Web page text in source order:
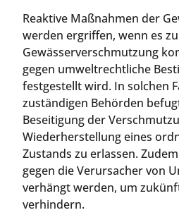
Reaktive Maßnahmen der
werden ergriffen, wenn es
Gewässerverschmutzung
gegen umweltrechtliche
festgestellt wird. In solchen
zuständigen Behörden
Beseitigung der
Wiederherstellung eines
Zustands zu erlassen.
gegen die Verursacher von
verhängt werden, um
verhindern.